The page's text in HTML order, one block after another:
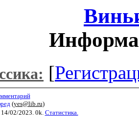
[
(yes@lib.ru)
02/2023. 0k. Статистика.